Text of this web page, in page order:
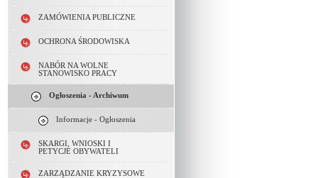
ZAMÓWIENIA PUBLICZNE
OCHRONA ŚRODOWISKA
NABÓR NA WOLNE
STANOWISKO PRACY
Ogłoszenia - Archiwum
Informacje - Ogłoszenia
SKARGI, WNIOSKI I
PETYCJE OBYWATELI
ZARZĄDZANIE KRYZYSOWE